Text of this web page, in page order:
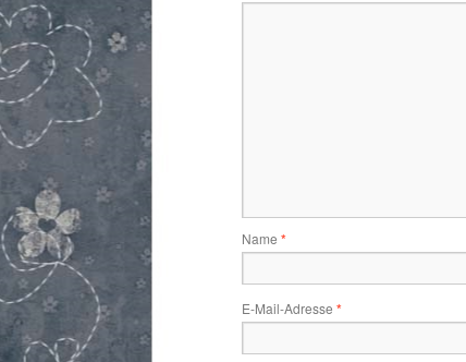
Name *
E-Mail-Adresse *